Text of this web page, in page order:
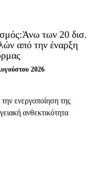
των 20 δισ.
από την έναρξη
2026